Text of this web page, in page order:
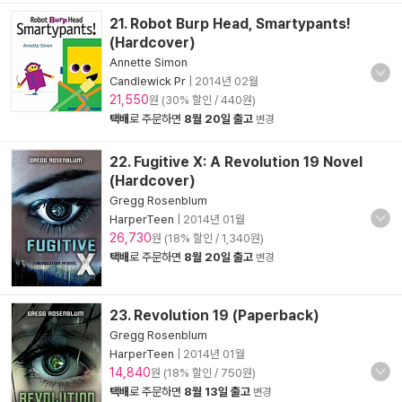
21. Robot Burp Head, Smartypants!
(Hardcover)
Annette Simon
Candlewick Pr
2014년 02월
21,550원 (30% 할인 / 440원)
택배로 주문하면 8월 20일 출고 변경
22. Fugitive X: A Revolution 19 Novel
(Hardcover)
Gregg Rosenblum
HarperTeen
2014년 01월
26,730원 (18% 할인 / 1,340원)
택배로 주문하면 8월 20일 출고 변경
23. Revolution 19 (Paperback)
Gregg Rosenblum
HarperTeen
2014년 01월
14,840원 (18% 할인 / 750원)
택배로 주문하면 8월 13일 출고 변경